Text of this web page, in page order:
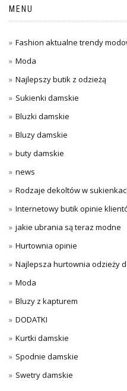
MENU
Fashion aktualne trendy
Moda
Najlepszy butik z odzieżą
Sukienki damskie
Bluzki damskie
Bluzy damskie
buty damskie
news
Rodzaje dekoltów w
Internetowy butik opinie
jakie ubrania są teraz modne
Hurtownia opinie
Najlepsza hurtownia odzieży
Moda
Bluzy z kapturem
DODATKI
Kurtki damskie
Spodnie damskie
Swetry damskie